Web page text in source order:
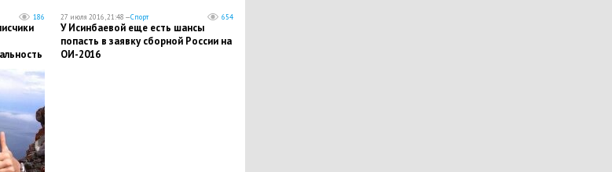
186 27 июля 2016, 21:48 —Спорт 654
У Исинбаевой еще есть шансы
попасть в заявку сборной России на
ОИ-2016